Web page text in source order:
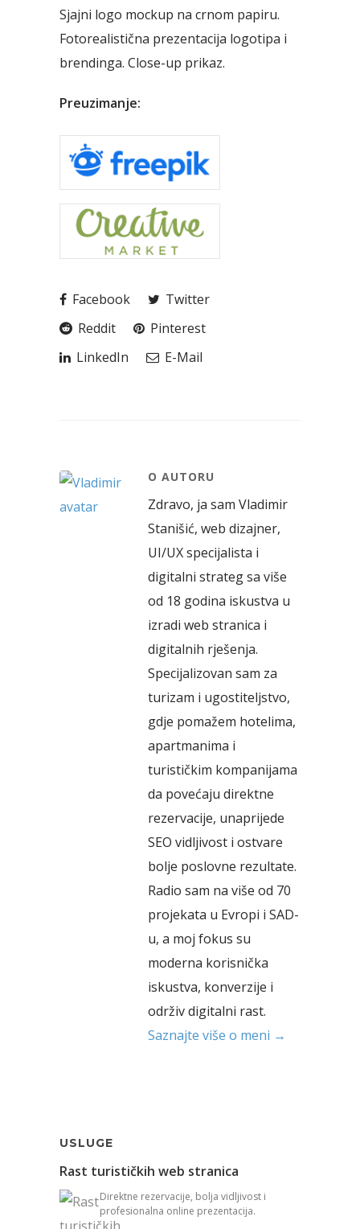
Sjajni logo mockup na crnom papiru.
Fotorealistična prezentacija logotipa i
brendinga. Close-up prikaz.
Preuzimanje:
Facebook
Twitter
Reddit
Pinterest
LinkedIn
E-Mail
O AUTORU
Zdravo, ja sam Vladimir
Stanišić, web dizajner,
UI/UX specijalista i
digitalni strateg sa više
od 18 godina iskustva u
izradi web stranica i
digitalnih rješenja.
Specijalizovan sam za
turizam i ugostiteljstvo,
gdje pomažem hotelima,
apartmanima i
turističkim kompanijama
da povećaju direktne
rezervacije, unaprijede
SEO vidljivost i ostvare
bolje poslovne rezultate.
Radio sam na više od 70
projekata u Evropi i SAD-
u, a moj fokus su
moderna korisnička
iskustva, konverzije i
održiv digitalni rast.
Saznajte više o meni →
USLUGE
Rast turističkih web stranica
Direktne rezervacije, bolja vidljivost i
profesionalna online prezentacija.